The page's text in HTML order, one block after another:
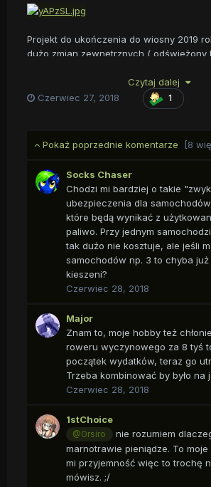
Projekt do ukończenia do wiosny 2019
dużo zmian zewnętrznych ( odświeżony
sprzęgło, nowe elementy zawieszenia,
hamulcowego i ogarnięcie komory
tylko może 10-20% prac. :_; )
Czytaj dalej
Czerwiec 27, 2018
1
Pokaż poprzednie komentarze [8
Socks Chaser
Chodzi mi bardziej o takie
ubezpieczenia dla
które będą wynikać z
paliwo. Przy jednym
tak dużo nie kosztuje, ale jeśli
samochodów np. 3 to chyba już
kieszeni?
Czerwiec 28, 2018
Major
Znam to, moje hobby też
roweru wyczynowego za 8 tyś
początek wydatków, teraz go
Trzeba kombinować by było na
Czerwiec 28, 2018
1stChoice
@Orsiro
nie rozumiem
marnotrawie pieniądze. To
mi przyjemność więc to trochę
mówisz. ;/